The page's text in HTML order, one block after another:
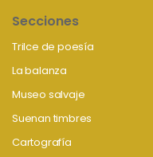
Secciones
Trilce de poesía
La balanza
Museo salvaje
Suenan timbres
Cartografía